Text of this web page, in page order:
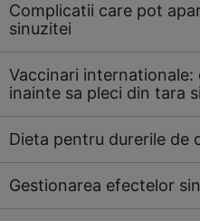
Complicatii care pot
sinuzitei
Vaccinari
inainte sa pleci din tara
Dieta pentru durerile de
Gestionarea efectelor